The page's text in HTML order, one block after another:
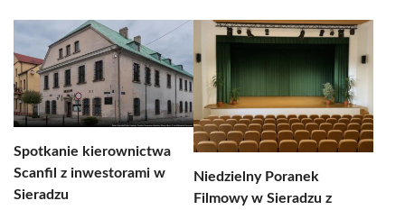
Spotkanie kierownictwa
Scanfil z inwestorami w
Sieradzu
Niedzielny Poranek
Filmowy w Sieradzu z